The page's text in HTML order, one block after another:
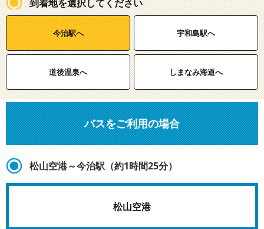
到着地を選択してください
今治駅へ 宇和島駅へ
道後温泉へ しまなみ海道へ
バスをご利用の場合
松山空港～今治駅（約1時間25分）
松山空港